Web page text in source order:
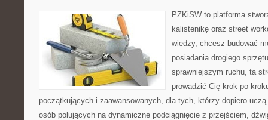
PZKiSW to platforma
kalistenikę oraz street
wiedzy, chcesz budować
posiadania drogiego
sprawniejszym ruchu, ta
prowadzić Cię krok po
początkujących i zaawansowanych, dla tych, którzy dopiero
osób polujących na dynamiczne podciągnięcie z przejściem,